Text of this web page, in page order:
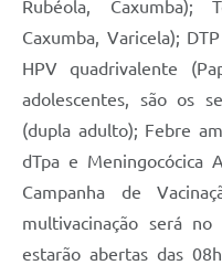
Rubéola, Caxumba);
Caxumba, Varicela);
HPV quadrivalente
adolescentes, são os
(dupla adulto); Febre
dTpa e Meningocócica
Campanha de
multivacinação será
estarão abertas das